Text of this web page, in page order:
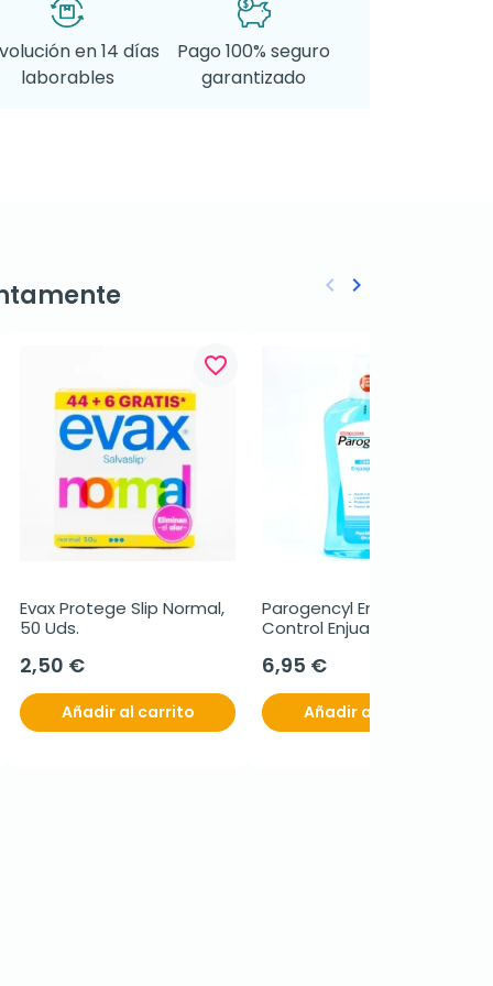
en 14 días
laborables
Pago 100% seguro
garantizado
favorite_border
Evax Protege Slip Normal,
50 Uds.
2,50 €
Añadir al carrito
Parogencyl Encías
Control Enjuague Bucal,
6,95 €
Añadir al carrito
Anterior
keyboard_arrow_left Siguiente
keyboard_arrow_right